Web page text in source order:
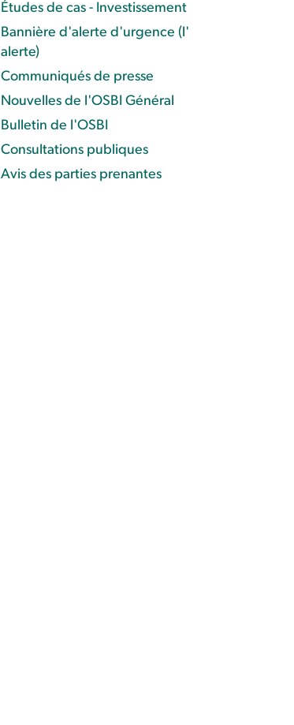
Études de cas - Investissement
Bannière d'alerte d'urgence (l'
alerte)
Communiqués de presse
Nouvelles de l'OSBI Général
Bulletin de l'OSBI
Consultations publiques
Avis des parties prenantes